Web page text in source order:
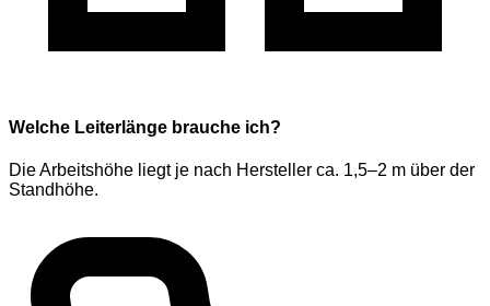
Welche Leiterlänge brauche ich?
Die Arbeitshöhe liegt je nach Hersteller ca. 1,5–2 m über der
Standhöhe.